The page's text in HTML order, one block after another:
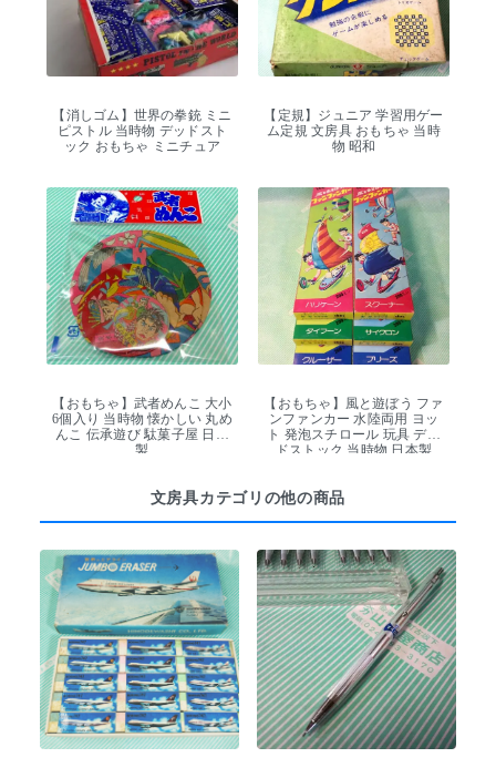
【消しゴム】世界の拳銃 ミニ
ピストル 当時物 デッドスト
ック おもちゃ ミニチュア
【定規】ジュニア 学習用ゲー
ム定規 文房具 おもちゃ 当時
物 昭和
【おもちゃ】武者めんこ 大小
6個入り 当時物 懐かしい 丸め
んこ 伝承遊び 駄菓子屋 日本
製
【おもちゃ】風と遊ぼう ファ
ンファンカー 水陸両用 ヨッ
ト 発泡スチロール 玩具 デッ
ドストック 当時物 日本製
文房具カテゴリの他の商品